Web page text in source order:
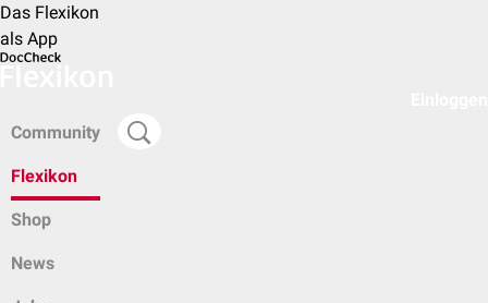
Das Flexikon
als App
Community
Flexikon
Shop
News